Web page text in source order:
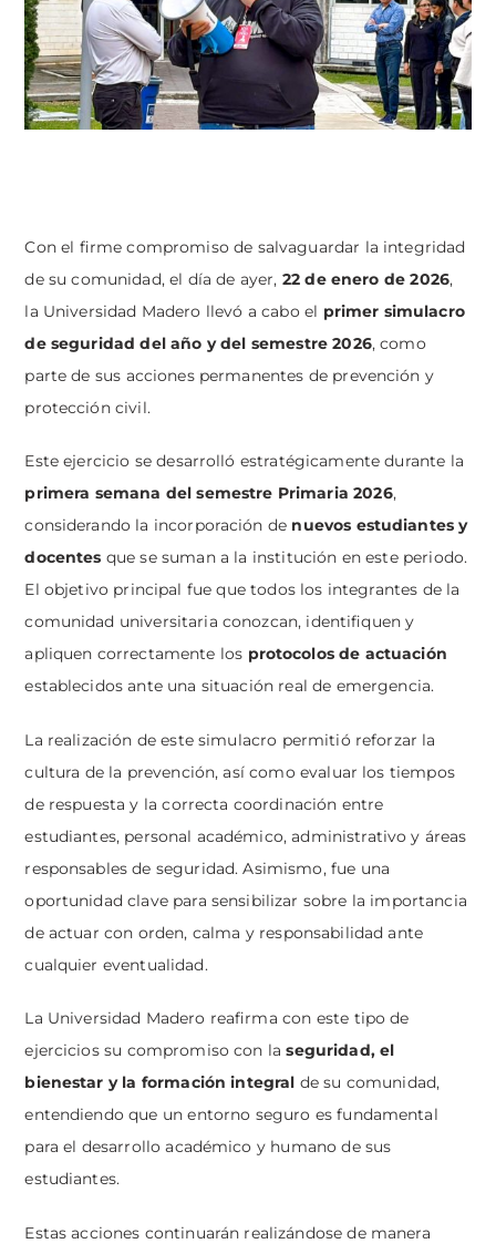
Con el firme compromiso de salvaguardar la integridad
de su comunidad, el día de ayer, 22 de enero de 2026,
la Universidad Madero llevó a cabo el primer simulacro
de seguridad del año y del semestre 2026, como
parte de sus acciones permanentes de prevención y
protección civil.
Este ejercicio se desarrolló estratégicamente durante la
primera semana del semestre Primaria 2026,
considerando la incorporación de nuevos estudiantes y
docentes que se suman a la institución en este periodo.
El objetivo principal fue que todos los integrantes de la
comunidad universitaria conozcan, identifiquen y
apliquen correctamente los protocolos de actuación
establecidos ante una situación real de emergencia.
La realización de este simulacro permitió reforzar la
cultura de la prevención, así como evaluar los tiempos
de respuesta y la correcta coordinación entre
estudiantes, personal académico, administrativo y áreas
responsables de seguridad. Asimismo, fue una
oportunidad clave para sensibilizar sobre la importancia
de actuar con orden, calma y responsabilidad ante
cualquier eventualidad.
La Universidad Madero reafirma con este tipo de
ejercicios su compromiso con laseguridad, el
bienestar y la formación integral de su comunidad,
entendiendo que un entorno seguro es fundamental
para el desarrollo académico y humano de sus
estudiantes.
Estas acciones continuarán realizándose de manera